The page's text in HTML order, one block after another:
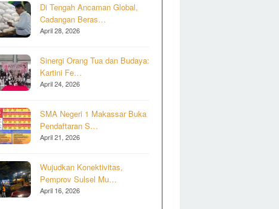
Di Tengah Ancaman Global,
Cadangan Beras…
April 28, 2026
Sinergi Orang Tua dan Budaya:
Kartini Fe…
April 24, 2026
SMA Negeri 1 Makassar Buka
Pendaftaran S…
April 21, 2026
Wujudkan Konektivitas,
Pemprov Sulsel Mu…
April 16, 2026